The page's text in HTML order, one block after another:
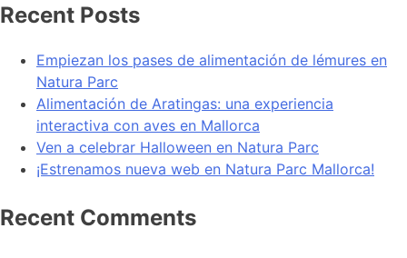
Recent Posts
Empiezan los pases de alimentación de lémures en
Natura Parc
Alimentación de Aratingas: una experiencia
interactiva con aves en Mallorca
Ven a celebrar Halloween en Natura Parc
¡Estrenamos nueva web en Natura Parc Mallorca!
Recent Comments